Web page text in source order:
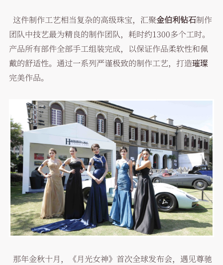
这件制作工艺相当复杂的高级珠宝，汇聚金伯利钻石制作
团队中技艺最为精良的制作团队，耗时约1300多个工时。
产品所有部件全部手工组装完成，以保证作品柔软性和佩
戴的舒适性。通过一系列严谨极致的制作工艺，打造璀璨
完美作品。
那年金秋十月，《月光女神》首次全球发布会，遇见尊驰